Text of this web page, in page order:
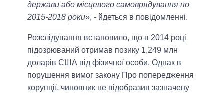
держави або місцевого самоврядування по
2015-2018 роки», - йдеться в повідомленні.
Розслідування встановило, що в 2014 році
підозрюваний отримав позику 1,249 млн
доларів США від фізичної особи. Однак в
порушення вимог закону Про попередження
корупції, чиновник не відобразив зазначену